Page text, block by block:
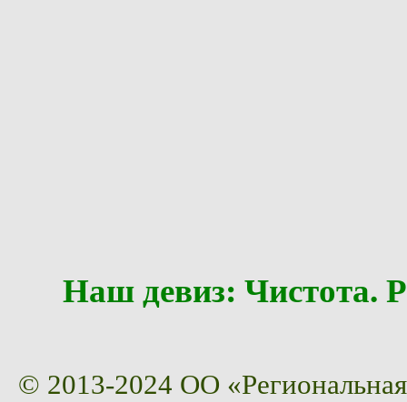
Наш девиз:
© 2013-2024 ОО